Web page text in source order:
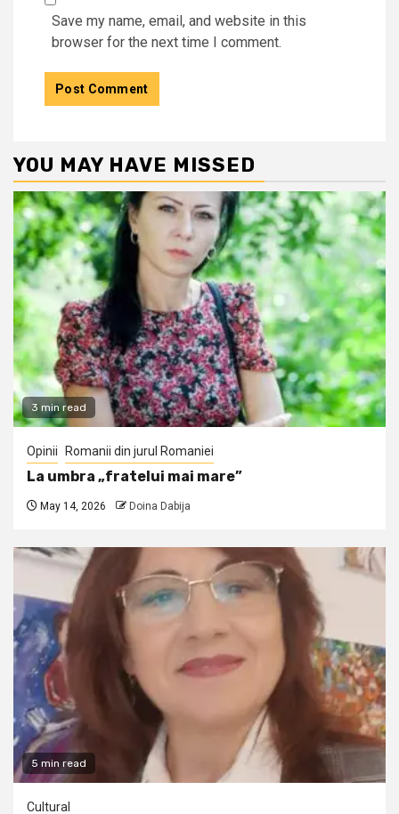
Save my name, email, and website in this
browser for the next time I comment.
YOU MAY HAVE MISSED
3 min read
Opinii Romanii din jurul Romaniei
La umbra „fratelui mai mare”
May 14, 2026 Doina Dabija
5 min read
Cultural